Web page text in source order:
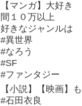
【マンガ】大好き
間１０万以上
好きなジャンルは
#異世界
#なろう
#SF
#ファンタジー
【小説】【映画】
#石田衣良